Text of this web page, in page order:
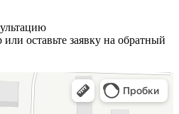
оставьте заявку на обратный